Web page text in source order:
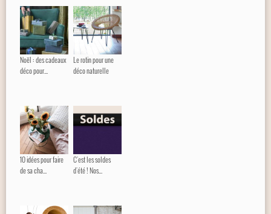
Noël : des cadeaux
déco pour...
Le rotin pour une
déco naturelle
10 idées pour faire
de sa cha...
C'est les soldes
d'été ! Nos...